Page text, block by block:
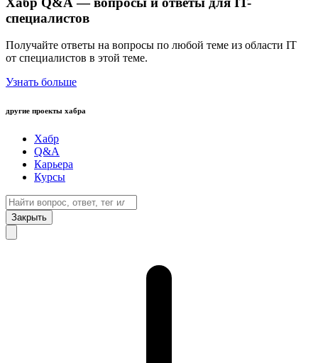
специалистов
Получайте ответы на вопросы по любой теме из области IT
от специалистов в этой теме.
Узнать больше
другие проекты хабра
Хабр
Q&A
Карьера
Курсы
Закрыть